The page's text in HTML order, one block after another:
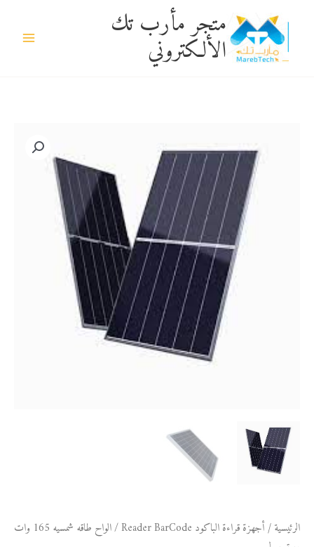
المحتوى
متجر مأرب تك
الألكتروني
الرئيسية/أجهزة قراءة الباكود Reader BarCode
/ الواح طاقه شمسيه 165 وات